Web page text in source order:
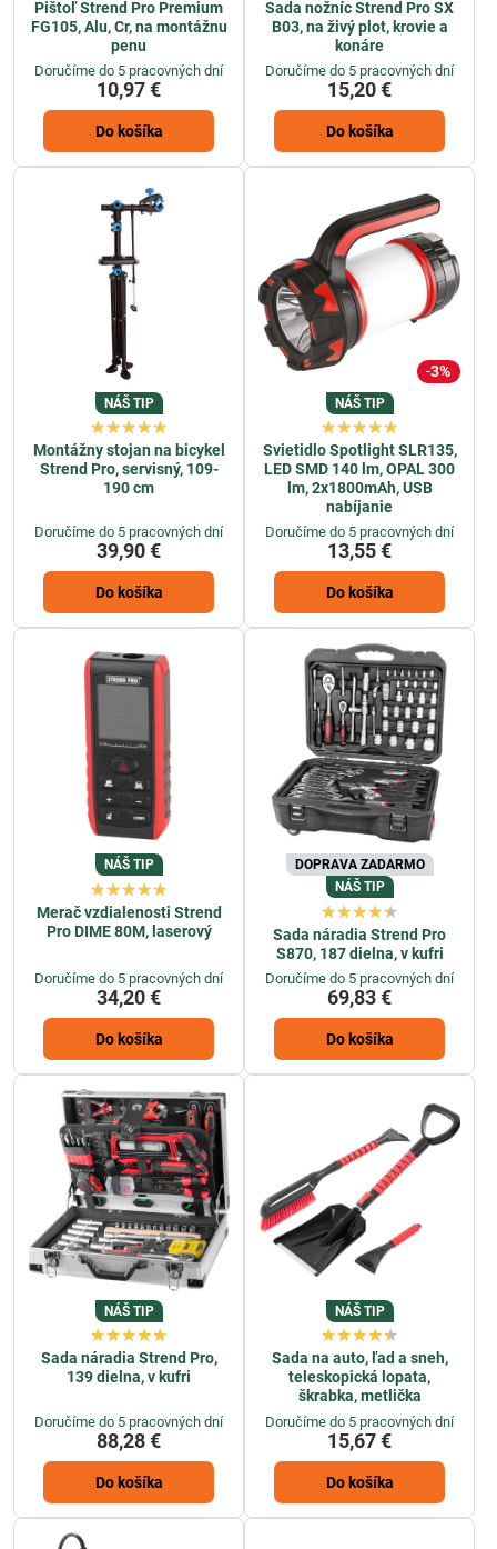
Pištoľ Strend Pro Premium
FG105, Alu, Cr, na montážnu
penu
Doručíme do 5 pracovných dní
10,97 €
Do košíka
Sada nožníc Strend Pro SX
B03, na živý plot, krovie a
konáre
Doručíme do 5 pracovných dní
15,20 €
Do košíka
NÁŠ TIP
Montážny stojan na bicykel
Strend Pro, servisný, 109-
190 cm
Doručíme do 5 pracovných dní
39,90 €
Do košíka
3%
NÁŠ TIP
Svietidlo Spotlight SLR135,
LED SMD 140 lm, OPAL 300
lm, 2x1800mAh, USB
nabíjanie
Doručíme do 5 pracovných dní
13,55 €
Do košíka
NÁŠ TIP
Merač vzdialenosti Strend
Pro DIME 80M, laserový
Doručíme do 5 pracovných dní
34,20 €
Do košíka
DOPRAVA ZADARMO
NÁŠ TIP
Sada náradia Strend Pro
S870, 187 dielna, v kufri
Doručíme do 5 pracovných dní
69,83 €
Do košíka
NÁŠ TIP
Sada náradia Strend Pro,
139 dielna, v kufri
Doručíme do 5 pracovných dní
88,28 €
Do košíka
NÁŠ TIP
Sada na auto, ľad a sneh,
teleskopická lopata,
škrabka, metlička
Doručíme do 5 pracovných dní
15,67 €
Do košíka